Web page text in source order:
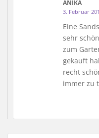
ANIKA
3. Februar
Eine
sehr
zum
gekauft
recht
immer zu